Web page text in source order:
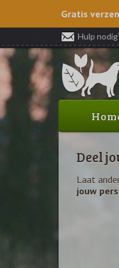
Gratis
Hulp
Deel
Laat
jouw